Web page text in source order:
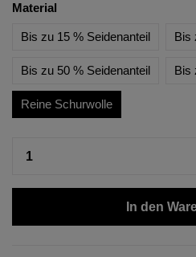
Material
Bis zu 15 % Seidenanteil Bis
Bis zu 50 % Seidenanteil Bis
Reine Schurwolle
In den